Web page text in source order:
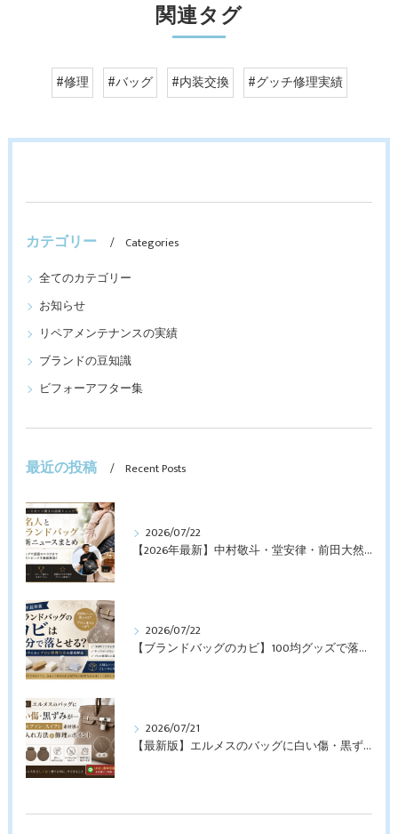
関連タグ
#修理 #バッグ #内装交換 #グッチ修理実績
カテゴリー
Categories
全てのカテゴリー
お知らせ
リペアメンテナンスの実績
ブランドの豆知識
ビフォーアフター集
最近の投稿 Recent Posts
2026/07/22
【2026年最新】中村敬斗・堂安律・前田大然も愛用！日本代表選手が持つブランドバッグとは？修理・メンテナンス方法も解説
2026/07/22
【ブランドバッグのカビ】100均グッズで落とせる？プロが教えるNGなお手入れと修理すべきケース【最新版】
2026/07/21
【最新版】エルメスのバッグに白い傷・黒ずみが…トゴ・エプソン・スイフト素材別のお手入れ方法と修理のポイント